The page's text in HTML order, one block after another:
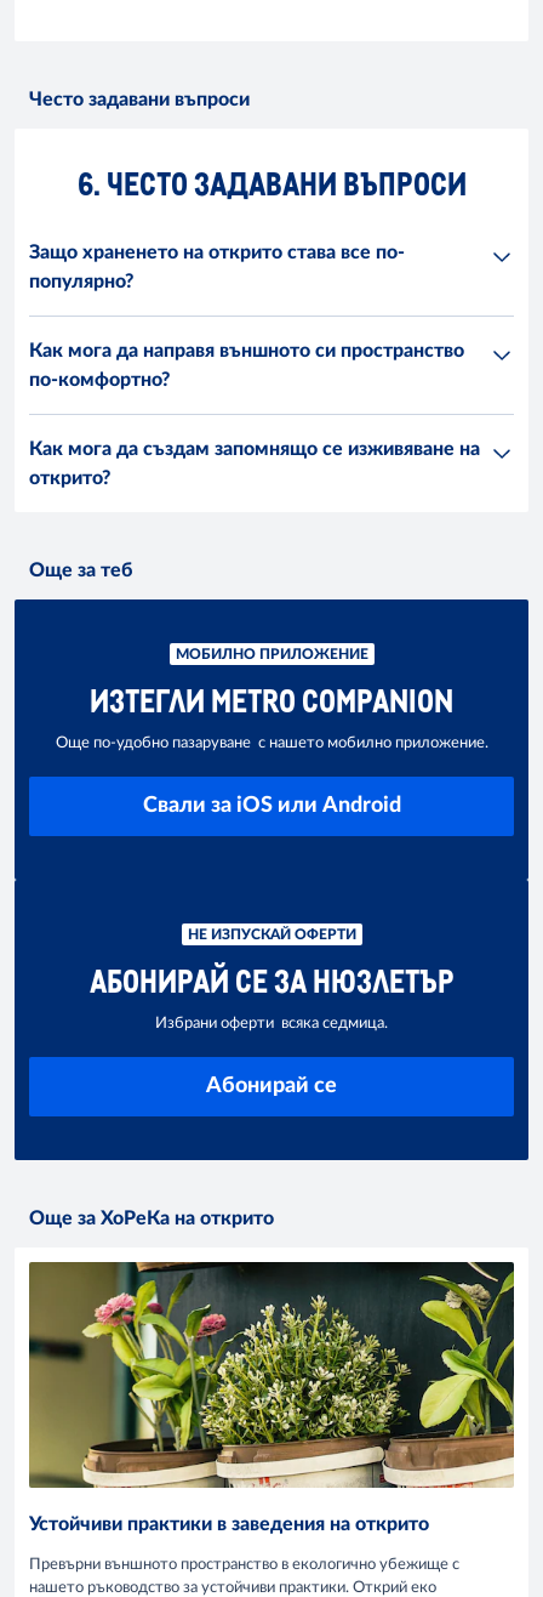
Често задавани въпроси
6. ЧЕСТО ЗАДАВАНИ ВЪПРОСИ
Защо храненето на открито става все по-
популярно?
Как мога да направя външното си пространство
по-комфортно?
Как мога да създам запомнящо се изживяване на
открито?
Още за теб
МОБИЛНО ПРИЛОЖЕНИЕ
ИЗТЕГЛИ METRO COMPANION
Още по-удобно пазаруване с нашето мобилно приложение.
Свали за iOS или Android
НЕ ИЗПУСКАЙ ОФЕРТИ
АБОНИРАЙ СЕ ЗА НЮЗЛЕТЪР
Избрани оферти всяка седмица.
Абонирай се
Още за ХоРеКа на открито
Устойчиви практики в заведения на открито
Превърни външното пространство в екологично убежище с
нашето ръководство за устойчиви практики. Открий еко